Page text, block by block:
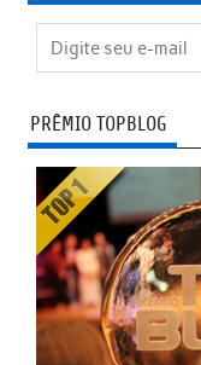
PRÊMIO TOPBLOG